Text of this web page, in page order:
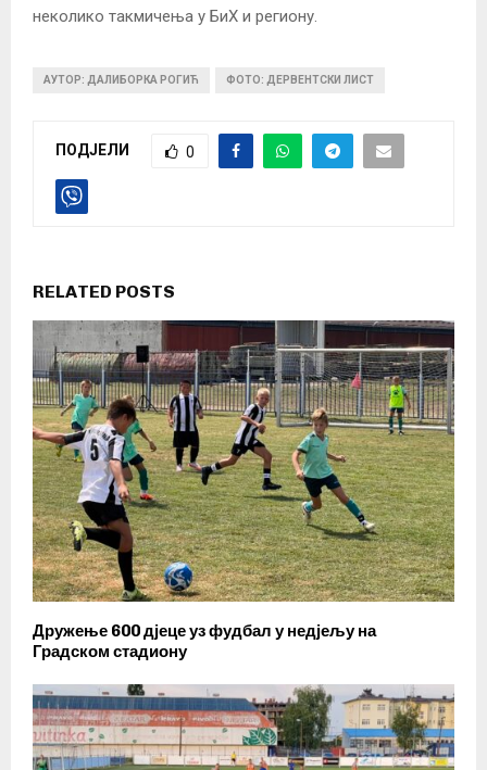
неколико такмичења у БиХ и региону.
АУТОР: ДАЛИБОРКА РОГИЋ ФОТО: ДЕРВЕНТСКИ ЛИСТ
ПОДЈЕЛИ 0
RELATED POSTS
Дружење 600 дјеце уз фудбал у недјељу на
Градском стадиону